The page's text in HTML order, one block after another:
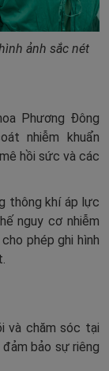
ảnh sắc nét
Phương Đông
nhiễm khuẩn
hồi sức và các
thông khí áp lực
nguy cơ nhiễm
phép ghi hình
và chăm sóc tại
bảo sự riêng